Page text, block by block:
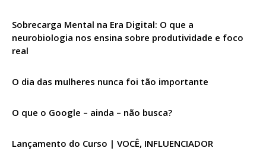
Sobrecarga Mental na Era Digital: O que a
neurobiologia nos ensina sobre produtividade e foco
real
O dia das mulheres nunca foi tão importante
O que o Google – ainda – não busca?
Lançamento do Curso | VOCÊ, INFLUENCIADOR